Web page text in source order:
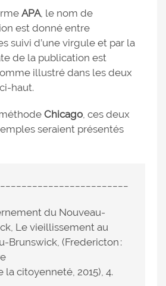
APA, le nom de
est donné entre
suivi d’une virgule et par la
de la publication est
illustré dans les deux
haut.
Chicago, ces deux
seraient présentés
du Nouveau-
Le vieillissement au
Brunswick, (Fredericton :
2015), 4.